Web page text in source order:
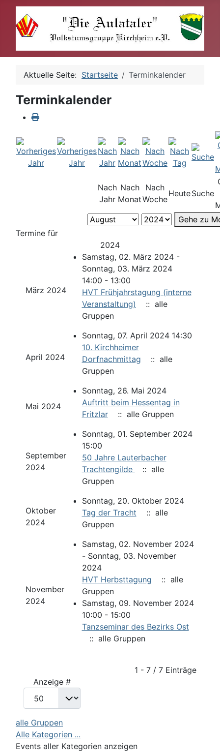
Aktuelle Seite: Startseite Terminkalender
Terminkalender
Nach
Jahr
Nach
Monat
Nach
Woche
HeuteSuche
Gehe zu
Termine für
2024
März 2024
Samstag, 02. März 2024 -
Sonntag, 03. März 2024
14:00 - 13:00
HVT Frühjahrstagung (interne
Veranstaltung)
:: alle
Gruppen
April 2024
Sonntag, 07. April 2024 14:30
10. Kirchheimer
Dorfnachmittag
:: alle
Gruppen
Mai 2024
Sonntag, 26. Mai 2024
Auftritt beim Hessentag in
Fritzlar
:: alle Gruppen
September
2024
Sonntag, 01. September 2024
15:00
50 Jahre Lauterbacher
Trachtengilde
:: alle
Gruppen
Oktober
2024
Sonntag, 20. Oktober 2024
Tag der Tracht
:: alle
Gruppen
November
2024
Samstag, 02. November 2024
- Sonntag, 03. November
2024
HVT Herbsttagung
:: alle
Gruppen
Samstag, 09. November 2024
10:00 - 15:00
Tanzseminar des Bezirks Ost
:: alle Gruppen
1 - 7 / 7 Einträge
Anzeige #
alle Gruppen
Alle Kategorien ...
Events aller Kategorien anzeigen